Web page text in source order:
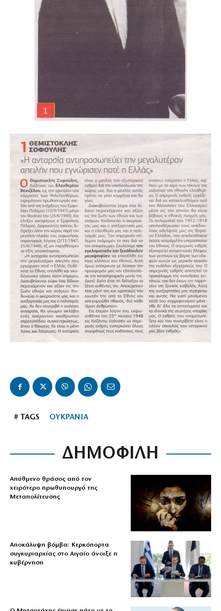
# TAGS ΟΥΚΡΑΝΙΑ
ΔΗΜΟΦΙΛΗ
Απύθμενο θράσος από τον
χειρότερο πρωθυπουργό της
Μεταπολίτευσης
Αποκάλυψη βόμβα: Κερκόπορτα
συγκυριαρχίας στο Αιγαίο άνοιξε η
κυβέρνηση